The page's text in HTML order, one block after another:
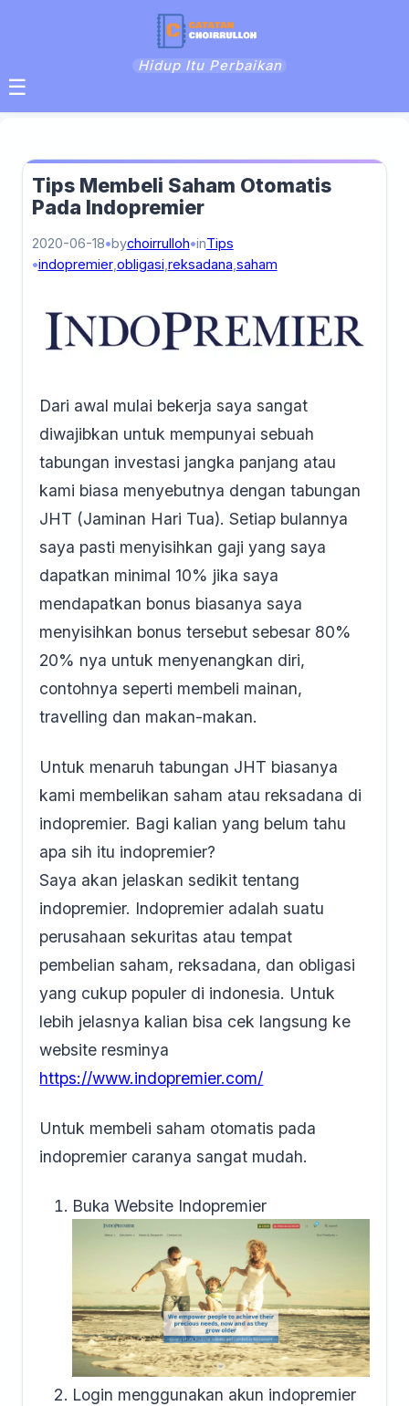
Hidup Itu Perbaikan
☰
Tips Membeli Saham Otomatis
Pada Indopremier
2020-06-18 bychoirrulloh inTips
indopremier, obligasi reksadana saham
Dari awal mulai bekerja saya sangat
diwajibkan untuk mempunyai sebuah
tabungan investasi jangka panjang atau
kami biasa menyebutnya dengan tabungan
JHT (Jaminan Hari Tua). Setiap bulannya
saya pasti menyisihkan gaji yang saya
dapatkan minimal 10% jika saya
mendapatkan bonus biasanya saya
menyisihkan bonus tersebut sebesar 80%
20% nya untuk menyenangkan diri,
contohnya seperti membeli mainan,
travelling dan makan-makan.
Untuk menaruh tabungan JHT biasanya
kami membelikan saham atau reksadana di
indopremier. Bagi kalian yang belum tahu
apa sih itu indopremier?
Saya akan jelaskan sedikit tentang
indopremier. Indopremier adalah suatu
perusahaan sekuritas atau tempat
pembelian saham, reksadana, dan obligasi
yang cukup populer di indonesia. Untuk
lebih jelasnya kalian bisa cek langsung ke
website resminya
https://www.indopremier.com/
Untuk membeli saham otomatis pada
indopremier caranya sangat mudah.
Buka Website Indopremier
Login menggunakan akun indopremier